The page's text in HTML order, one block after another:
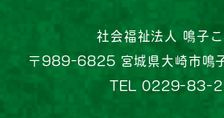
社会福祉法人 鳴子こ
〒989-6825 宮城県大崎市鳴
TEL 0229-83-